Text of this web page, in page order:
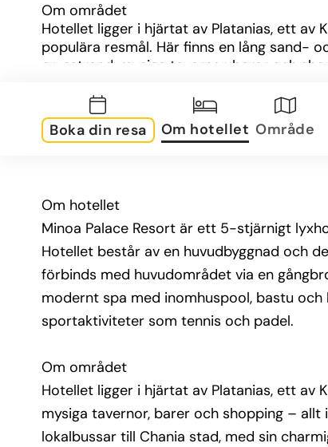
Om området
Hotellet ligger i hjärtat av Platanias, ett av
populära resmål. Här finns en lång sand-
grusstrand, mysiga tavernor, barer och
finns lokalbussar till Chania stad, med sin
venetianska hamn och livfulla gränder.
havsutsikt, privat pool eller jacuzzi. Alla rum
inredda med bekvämligheter som
gratis Wi-Fi, minibar, smart-TV och
terrass. För den som söker det lilla extra
exklusiva sviter, inklusive en Presidential
terrass och bubbelpool.
Fyra restauranger och flera barer, både
carte
Gym, spa och wellnesscenter (åldersgräns
Flera poolområden, inklusive barnpooler
Lekplats, minilivs och aktiviteter för både
Boka din resa Om hotellet Område
Om hotellet
Minoa Palace Resort är ett 5-stjärnigt
Hotellet består av en huvudbyggnad och
förbinds med huvudområdet via en
modernt spa med inomhuspool, bastu
sportaktiviteter som tennis och padel.
Om området
Hotellet ligger i hjärtat av Platanias, ett av
mysiga tavernor, barer och shopping –
lokalbussar till Chania stad, med sin